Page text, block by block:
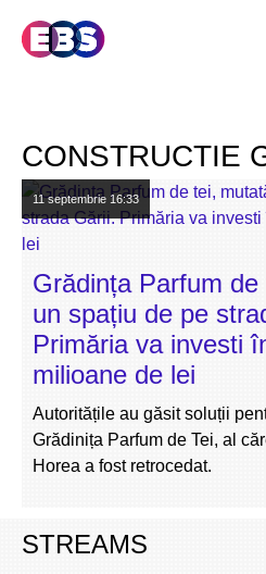
CONSTRUCTIE
11 septembrie 16:33
Grădința Parfum
un spațiu de pe
Primăria va investi
milioane de lei
Autoritățile au găsit soluții
Grădinița Parfum de Tei, al
Horea a fost retrocedat.
STREAMS